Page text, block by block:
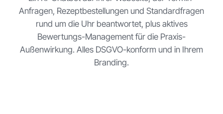
Anfragen, Rezeptbestellungen und Standardfragen
rund um die Uhr beantwortet, plus aktives
Bewertungs-Management für die Praxis-
Außenwirkung. Alles DSGVO-konform und in Ihrem
Branding.